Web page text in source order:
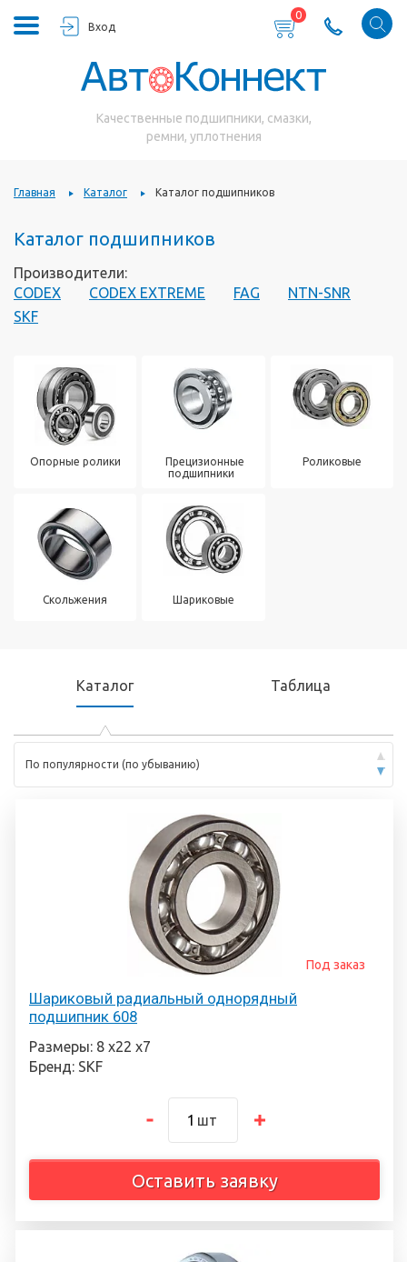
Вход
0
Качественные подшипники, смазки,
ремни, уплотнения
Главная Каталог Каталог подшипников
Каталог подшипников
Производители:
CODEX
CODEX EXTREME FAG
NTN-SNR
SKF
Опорные ролики
Прецизионные
подшипники
Роликовые
Скольжения Шариковые
Каталог Таблица
По популярности (по убыванию)
Шариковый радиальный однорядный
подшипник 608
Под заказ
Размеры: 8 х22 х7
Бренд: SKF
шт
Оставить заявку